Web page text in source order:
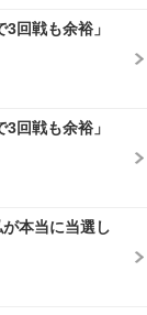
回戦も余裕」
回戦も余裕」
が本当に当選し